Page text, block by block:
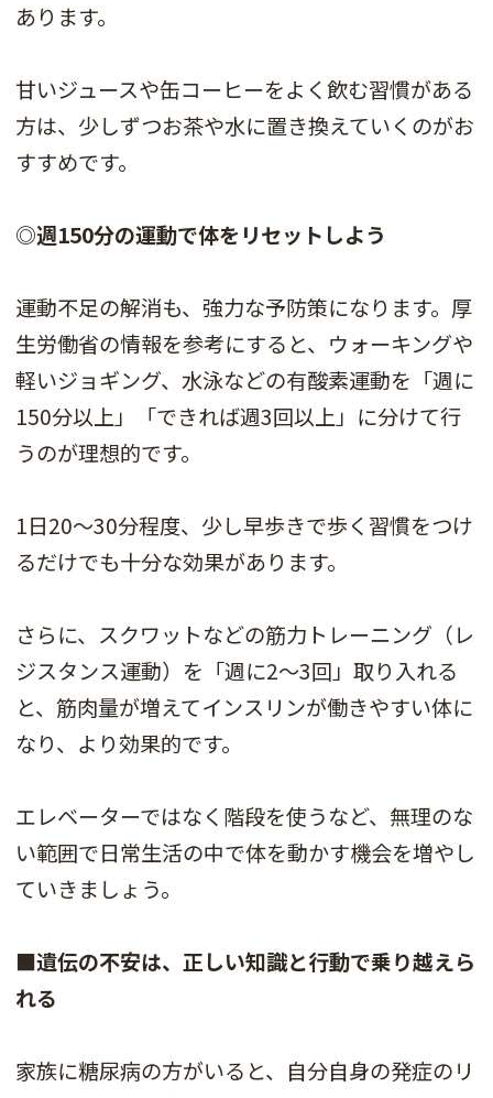
あります。
甘いジュースや缶コーヒーをよく飲む習慣がある
方は、少しずつお茶や水に置き換えていくのがお
すすめです。
◎週150分の運動で体をリセットしよう
運動不足の解消も、強力な予防策になります。厚
生労働省の情報を参考にすると、ウォーキングや
軽いジョギング、水泳などの有酸素運動を「週に
150分以上」「できれば週3回以上」に分けて行
うのが理想的です。
1日20〜30分程度、少し早歩きで歩く習慣をつけ
るだけでも十分な効果があります。
さらに、スクワットなどの筋力トレーニング（レ
ジスタンス運動）を「週に2〜3回」取り入れる
と、筋肉量が増えてインスリンが働きやすい体に
なり、より効果的です。
エレベーターではなく階段を使うなど、無理のな
い範囲で日常生活の中で体を動かす機会を増やし
ていきましょう。
■遺伝の不安は、正しい知識と行動で乗り越えら
れる
家族に糖尿病の方がいると、自分自身の発症のリ